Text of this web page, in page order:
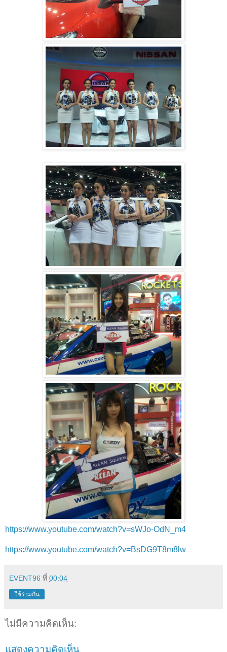
https://www.youtube.com/watch?v=sWJo-OdN_m4
https://www.youtube.com/watch?v=BsDG9T8m8lw
EVENT96 ที่ 00:04
ใช้ร่วมกัน
ไม่มีความคิดเห็น:
แสดงความคิดเห็น